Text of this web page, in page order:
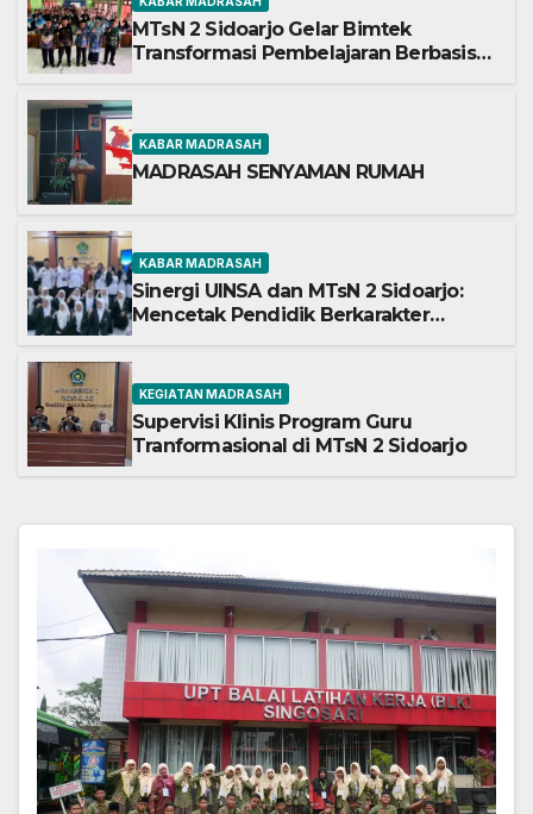
MTsN 2 Sidoarjo Gelar Bimtek
Transformasi Pembelajaran Berbasis
KABAR MADRASAH
MADRASAH SENYAMAN RUMAH
KABAR MADRASAH
Sinergi UINSA dan MTsN 2 Sidoarjo:
Mencetak Pendidik Berkarakter
KEGIATAN MADRASAH
Supervisi Klinis Program Guru
Tranformasional di MTsN 2 Sidoarjo